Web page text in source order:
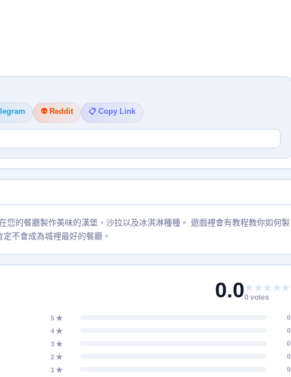
👽 Reddit 📋 Copy Link
您的餐廳製作美味的漢堡，沙拉以及冰淇淋種種。 遊戲裡會有教程教你如何製
不會成為城裡最好的餐廳。
0.0★★★★★
0 votes
5 ★
0
4 ★
0
3 ★
0
2 ★
0
1 ★
0